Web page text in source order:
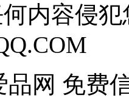
内容侵
品网 免费